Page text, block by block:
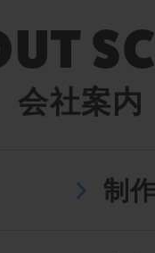
会社案内
制